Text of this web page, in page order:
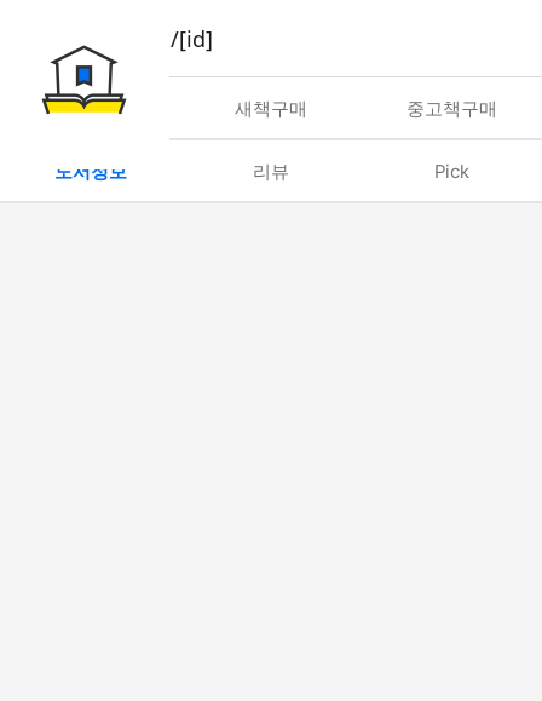
book/rent/[id]
대여 새책구매 중고책구매
도서정보 리뷰 Pick